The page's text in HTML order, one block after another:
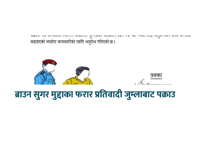
ब्राउन सुगर मुद्दाका फरार प्रतिवादी जुम्लाबाट पक्राउ